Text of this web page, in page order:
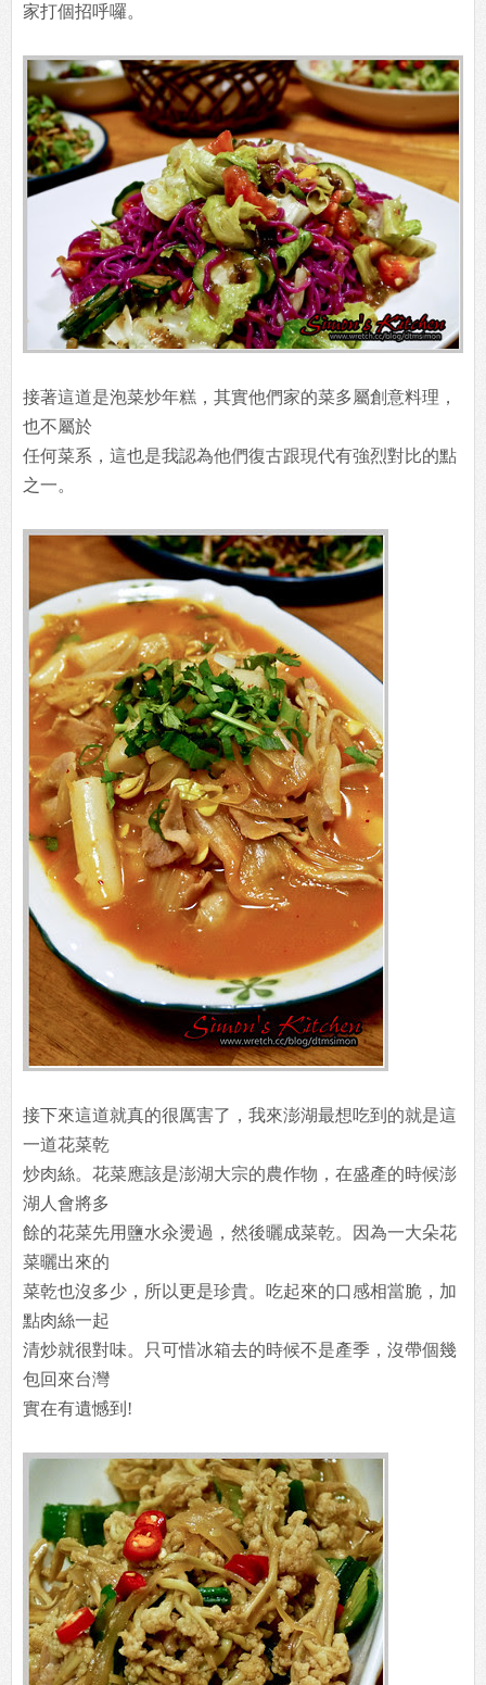
家打個招呼囉。
接著這道是泡菜炒年糕，其實他們家的菜多屬創意料理，
也不屬於
任何菜系，這也是我認為他們復古跟現代有強烈對比的點
之一。
接下來這道就真的很厲害了，我來澎湖最想吃到的就是這
一道花菜乾
炒肉絲。花菜應該是澎湖大宗的農作物，在盛產的時候澎
湖人會將多
餘的花菜先用鹽水汆燙過，然後曬成菜乾。因為一大朵花
菜曬出來的
菜乾也沒多少，所以更是珍貴。吃起來的口感相當脆，加
點肉絲一起
清炒就很對味。只可惜冰箱去的時候不是產季，沒帶個幾
包回來台灣
實在有遺憾到!